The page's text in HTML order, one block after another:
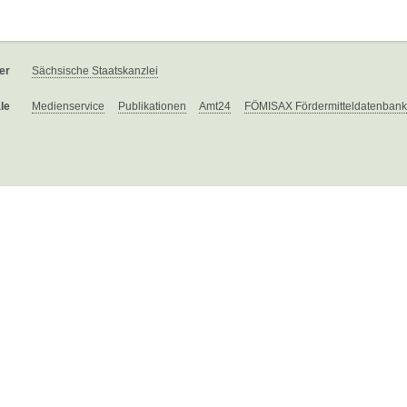
Sächsische Staatskanzlei
Medienservice Publikationen Amt24 FÖMISAX Fördermitteldatenbank